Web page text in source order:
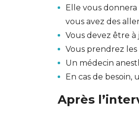
Elle vous
vous avez des
Vous devez être
Vous prendrez
Un médecin
En cas de besoin,
Après